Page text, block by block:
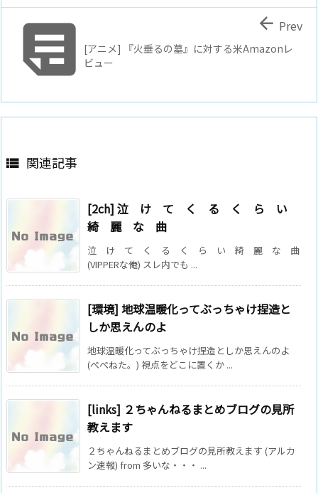
[アニメ] 『火垂るの墓』に対する米Amazonレ
ビュー
 Prev
 関連記事
[2ch] 泣 け て く る く ら い
綺 麗 な 曲
泣 け て く る く ら い 綺 麗 な 曲
(VIPPERな俺) スレ内でも ...
[環境] 地球温暖化ってぶっちゃけ捏造と
しか思えんのよ
地球温暖化ってぶっちゃけ捏造としか思えんのよ
(ぺぺねた。) 視点をどこに置くか ...
[links] ２ちゃんねるまとめブログの見所
教えます
２ちゃんねるまとめブログの見所教えます (アルカ
ン速報) from 多いな・・・ ...